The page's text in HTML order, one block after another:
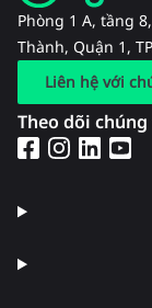
Phòng 1 A, tầng
Thành, Quận 1,
Liên hệ với
Theo dõi